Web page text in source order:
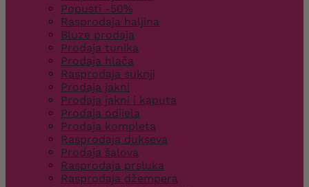
Popusti -50%
Rasprodaja haljina
Bluze prodaja
Prodaja tunika
Prodaja hlača
Rasprodaja suknji
Prodaja jakni
Prodaja jakni i kaputa
Prodaja odijela
Prodaja kompleta
Rasprodaja dukseva
Prodaja šalova
Rasprodaja prsluka
Rasprodaja džempera